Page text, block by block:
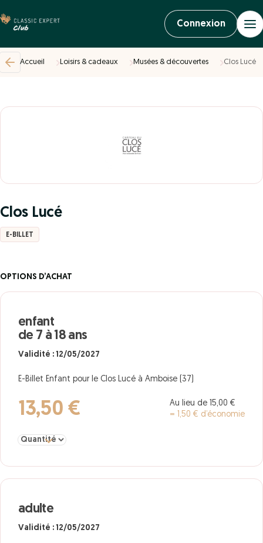
Connexion
Accueil Loisirs & cadeaux Musées & découvertes Clos Lucé
Clos Lucé
E-BILLET
OPTIONS D’ACHAT
enfant
de 7 à 18 ans
Validité : 12/05/2027
E-Billet Enfant pour le Clos Lucé à Amboise (37)
13,50 €
Au lieu de 15,00 €
= 1,50 € d’économie
Sélectionner la quantité pour enfant de 7 à 18 ans
adulte
Validité : 12/05/2027